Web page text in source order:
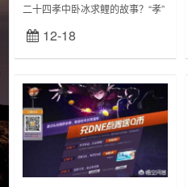
二十四孝中卧冰求鲤的故事？“孝”
《二十四孝》流传至今，讲的都
是孝子感天动地的故事，卧冰求
12-18